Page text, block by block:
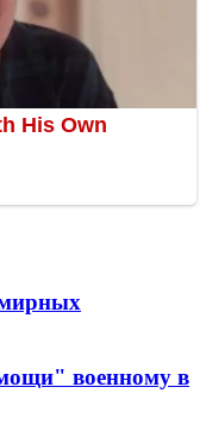
мирных
военному в